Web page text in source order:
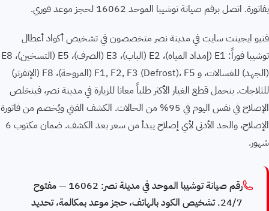
بفاتورة. اتصل برقم صيانة توشيبا الموحد 16062 لحجز موعد فوري.
فنيو ايجينت سايت في مدينة نصر متخصصون في تشخيص أكواد أعطال
توشيبا فوراً: E1 (إمداد المياه)، E2 (الباب)، E3 (الصرف)، E5 (التسخين)، E8
(الجهد) للغسالات، و F1, F2, F3 ⁨(Defrost)⁩، F5 (المروحة)، F8 (الإنفرتر)
للثلاجات. بنحمل قطع الغيار الأكثر طلباً معانا للزيارة في مدينة نصر، فبنخلص
الإصلاح في نفس اليوم في 95% من الحالات. الكشف الفني ويُخصم من فاتورة
الإصلاح، والحد الأدنى لأي إصلاح يبدأ من سعر بعد الكشف. ضمان مكتوب 6
شهور.
رقم صيانة توشيبا الموحد في مدينة نصر: 16062 — مفتوح
24/7. تشخيص الكود بالهاتف، حجز موعد بمكالمة، تحديد